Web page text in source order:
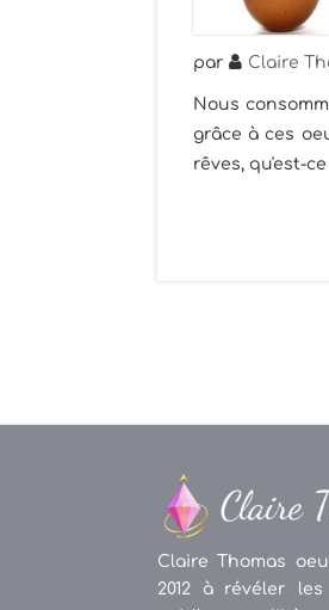
par Claire
Nous
grâce à ces
rêves, qu'est-
Claire Thomas
2012 à révéler